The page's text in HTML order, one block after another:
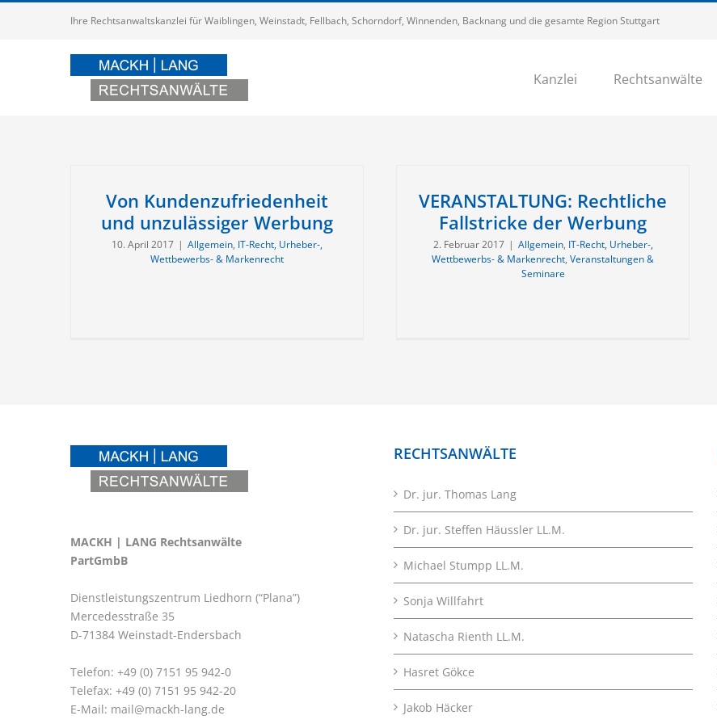
Ihre Rechtsanwaltskanzlei für Waiblingen, Weinstadt, Fellbach, Schorndorf, Winnenden, Backnang und die gesamte Region Stuttgart
Kanzlei Rechtsanwälte
Von Kundenzufriedenheit
und unzulässiger Werbung
10. April 2017 | Allgemein, IT-Recht, Urheber-,
Wettbewerbs- & Markenrecht
VERANSTALTUNG: Rechtliche
Fallstricke der Werbung
2. Februar 2017 | Allgemein, IT-Recht, Urheber-,
Wettbewerbs- & Markenrecht,Veranstaltungen &
Seminare
MACKH | LANG Rechtsanwälte
PartGmbB
Dienstleistungszentrum Liedhorn (“Plana”)
Mercedesstraße 35
D-71384 Weinstadt-Endersbach
Telefon: +49 (0) 7151 95 942-0
Telefax: +49 (0) 7151 95 942-20
E-Mail: mail@mackh-lang.de
RECHTSANWÄLTE
Dr. jur. Thomas Lang
Dr. jur. Steffen Häussler LL.M.
Michael Stumpp LL.M.
Sonja Willfahrt
Natascha Rienth LL.M.
Hasret Gökce
Jakob Häcker